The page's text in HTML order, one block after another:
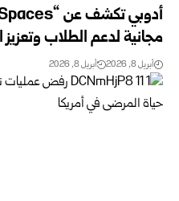
مجانية لدعم الطلاب وتعزيز
أبريل 8, 2026 أبريل 8, 2026